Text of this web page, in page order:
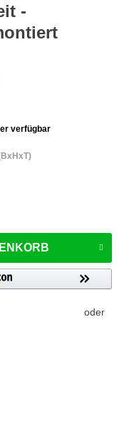
-
verfügbar
oder